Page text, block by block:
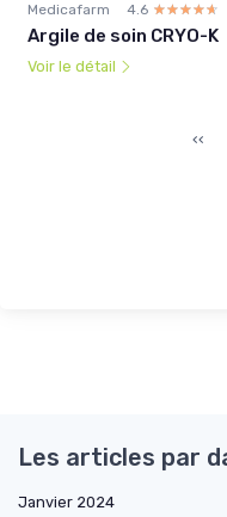
Medicafarm 4.6 ☆☆☆☆☆
★★★★★
Argile de soin CRYO-K
Voir le détail
‹‹
Les articles par
Janvier 2024